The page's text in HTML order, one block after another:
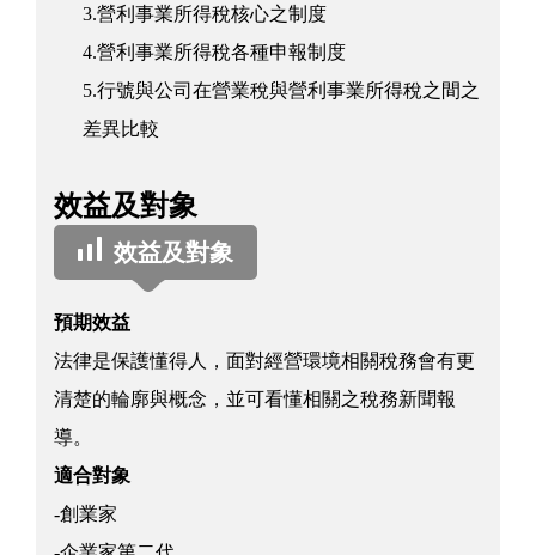
3.營利事業所得稅核心之制度
4.營利事業所得稅各種申報制度
5.行號與公司在營業稅與營利事業所得稅之間之
差異比較
效益及對象
效益及對象
預期效益
法律是保護懂得人，面對經營環境相關稅務會有更
清楚的輪廓與概念，並可看懂相關之稅務新聞報
導。
適合對象
-創業家